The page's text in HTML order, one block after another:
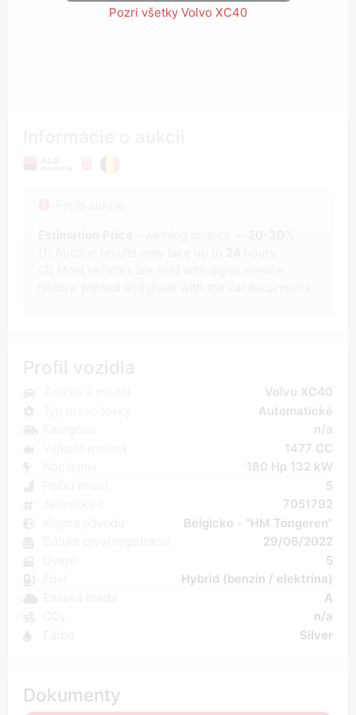
Pozri všetky Volvo XC40
Volvo XC40
Automatické
n/a
1477 CC
180 Hp 132 kW
5
7051792
Belgicko - "HM Tongeren"
29/06/2022
5
Hybrid (benzín / elektrina)
A
n/a
Farba
Silver
Dokumenty